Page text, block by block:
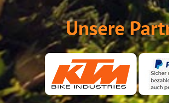
Unsere